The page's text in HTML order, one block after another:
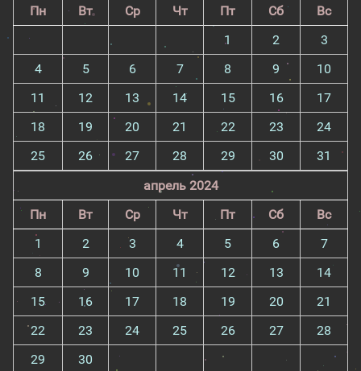
Пн
Вт Ср Чт Пт Сб
Вс
1
2
3
4
5 6 7 8 9
10
11
12 13 14 15 16
17
18
19 20 21 22 23
24
25
26 27 28 29 30
31
апрель 2024
Пн
Вт Ср Чт Пт Сб
Вс
1
2 3 4 5 6
7
8
9 10 11 12 13
14
15
16 17 18 19 20
21
22
23 24 25 26 27
28
29
30